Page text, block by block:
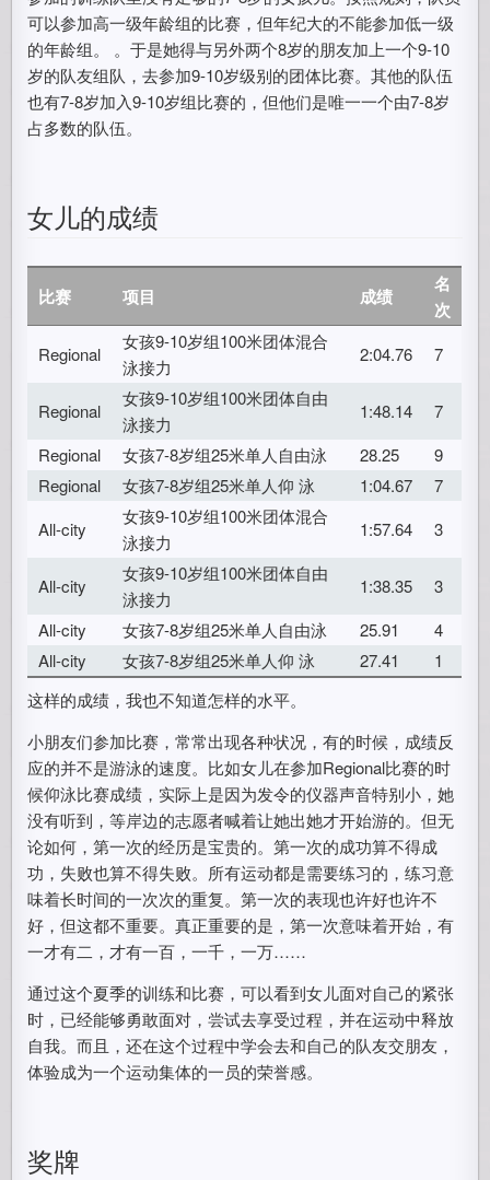
可以参加高一级年龄组的比赛，但年纪大的不能参加低一级
的年龄组。 。于是她得与另外两个8岁的朋友加上一个9-10
岁的队友组队，去参加9-10岁级别的团体比赛。其他的队伍
也有7-8岁加入9-10岁组比赛的，但他们是唯一一个由7-8岁
占多数的队伍。
女儿的成绩
比赛 项目 成绩
名
次
Regional
女孩9-10岁组100米团体混合
泳接力
2:04.76 7
Regional
女孩9-10岁组100米团体自由
泳接力
1:48.14
7
Regional
女孩7-8岁组25米单人自由泳 28.25
9
Regional
女孩7-8岁组25米单人仰 泳 1:04.67
7
All-city
女孩9-10岁组100米团体混合
泳接力
1:57.64 3
All-city
女孩9-10岁组100米团体自由
泳接力
1:38.35
3
All-city
女孩7-8岁组25米单人自由泳 25.91
4
All-city
女孩7-8岁组25米单人仰 泳 27.41
1
这样的成绩，我也不知道怎样的水平。
小朋友们参加比赛，常常出现各种状况，有的时候，成绩反
应的并不是游泳的速度。比如女儿在参加Regional比赛的时
候仰泳比赛成绩，实际上是因为发令的仪器声音特别小，她
没有听到，等岸边的志愿者喊着让她出她才开始游的。但无
论如何，第一次的经历是宝贵的。第一次的成功算不得成
功，失败也算不得失败。所有运动都是需要练习的，练习意
味着长时间的一次次的重复。第一次的表现也许好也许不
好，但这都不重要。真正重要的是，第一次意味着开始，有
一才有二，才有一百，一千，一万……
通过这个夏季的训练和比赛，可以看到女儿面对自己的紧张
时，已经能够勇敢面对，尝试去享受过程，并在运动中释放
自我。而且，还在这个过程中学会去和自己的队友交朋友，
体验成为一个运动集体的一员的荣誉感。
奖牌